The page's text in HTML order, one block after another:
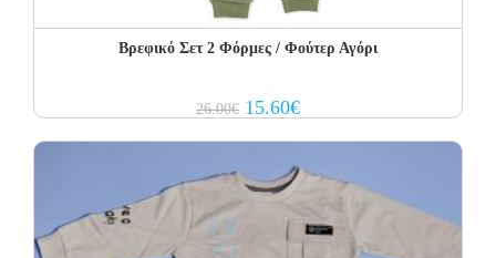
Βρεφικό Σετ 2 Φόρμες / Φούτερ Αγόρι
26.00€ Original
price
15.60€Current
price